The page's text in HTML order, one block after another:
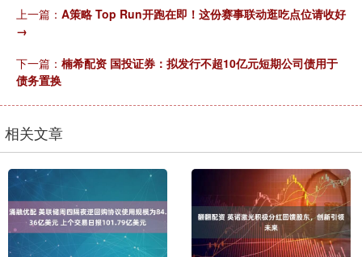
上一篇： A策略 Top Run开跑在即！这份赛事联动逛吃点位请收好
→
下一篇： 楠希配资 国投证券：拟发行不超10亿元短期公司债用于
债务置换
相关文章